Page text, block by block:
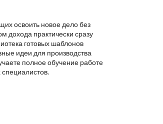
освоить новое дело без
дохода практически сразу
готовых шаблонов
идеи для производства
полное обучение работе